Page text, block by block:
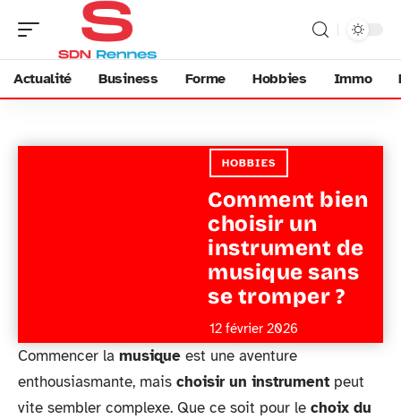
Actualité Business Forme Hobbies Immo
HOBBIES
Comment bien
choisir un
instrument de
musique sans
se tromper ?
12 février 2026
Commencer la musique est une aventure
enthousiasmante, mais choisir un instrument peut
vite sembler complexe. Que ce soit pour le choix du